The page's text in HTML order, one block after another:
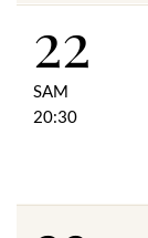
22
SAM
20:30